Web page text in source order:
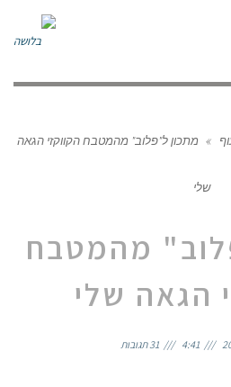
» מתכון ל"פלוב" מהמטבח הקווקזי הגאה
שלי
מהמטבח
הגאה שלי
4:41 31 תגובות